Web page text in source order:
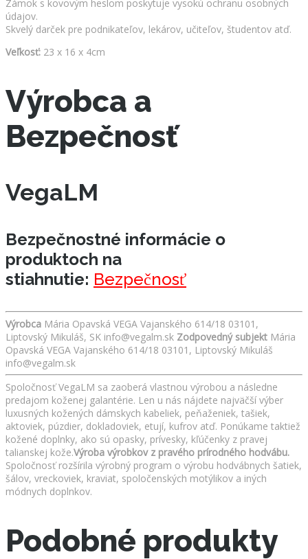
Zámok s kovovým heslom poskytuje vysokú ochranu osobných
údajov.
Skvelý darček pre podnikateľov, lekárov, učiteľov, študentov atď.
Veľkosť: 23 x 16 x 4cm
Výrobca a
Bezpečnosť
VegaLM
Bezpečnostné informácie o
produktoch na
stiahnutie: Bezpečnosť
Výrobca Mária Opavská VEGA Vajanského 614/18 03101,
Liptovský Mikuláš, SK info@vegalm.sk Zodpovedný subjekt Mária
Opavská VEGA Vajanského 614/18 03101, Liptovský Mikuláš
info@vegalm.sk
Spoločnosť VegaLM sa zaoberá vlastnou výrobou a následne
predajom koženej galantérie. Len u nás nájdete najväčší výber
luxusných kožených dámskych kabeliek, peňaženiek, tašiek,
aktoviek, púzdier, dokladoviek, etují, kufrov atď. Ponúkame taktiež
kožené doplnky, ako sú opasky, prívesky, kľúčenky z pravej
talianskej kože.Výroba výrobkov z pravého prírodného hodvábu.
Spoločnosť rozšírila výrobný program o výrobu hodvábnych šatiek,
šálov, vreckoviek, kraviat, spoločenských motýlikov a iných
módnych doplnkov.
Podobné produkty